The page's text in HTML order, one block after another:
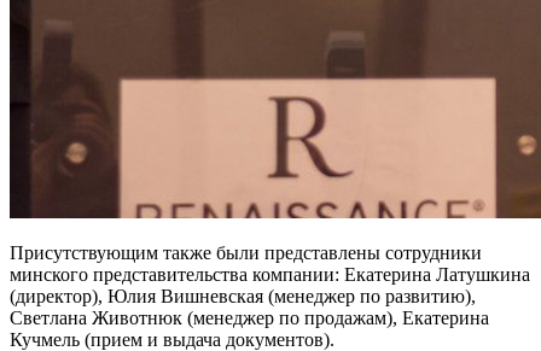
Присутствующим также были представлены сотрудники
минского представительства компании: Екатерина Латушкина
(директор), Юлия Вишневская (менеджер по развитию),
Светлана Животнюк (менеджер по продажам), Екатерина
Кучмель (прием и выдача документов).